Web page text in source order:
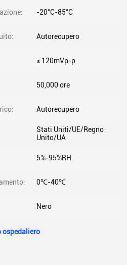
-20°C-85°C
Autorecupero
≤ 120mVp-p
50,000 ore
Autorecupero
Stati Uniti/UE/Regno
Unito/UA
5%-95%RH
0℃-40℃
Nero
ospedaliero